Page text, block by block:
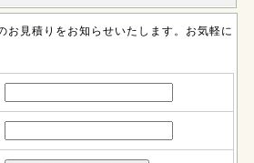
お見積りをお知らせいたします。お気軽に